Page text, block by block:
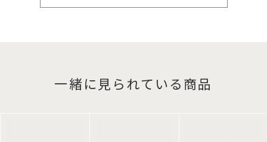
一緒に見られている商品